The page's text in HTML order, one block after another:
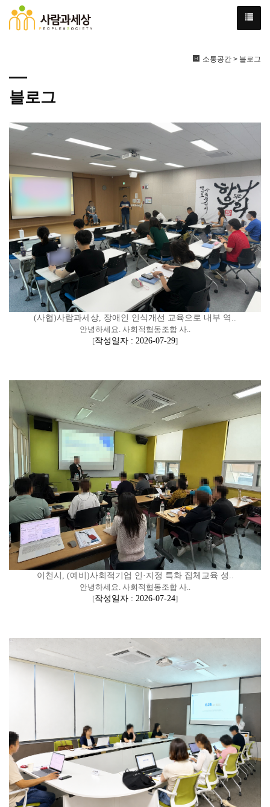
소통공간 > 블로그
블로그
(사협)사람과세상, 장애인 인식개선 교육으로 내부 역..
안녕하세요. 사회적협동조합 사..
[작성일자 : 2026-07-29]
이천시, (예비)사회적기업 인·지정 특화 집체교육 성..
안녕하세요. 사회적협동조합 사..
[작성일자 : 2026-07-24]